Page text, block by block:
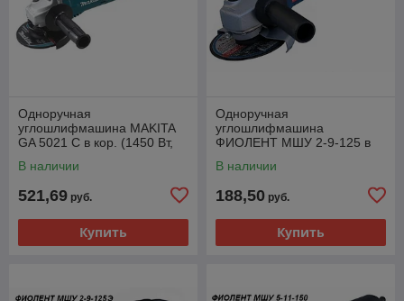
Одноручная
углошлифмашина MAKITA
GA 5021 C в кор. (1450 Вт,
пуск)
В наличии
521,69 руб.
Купить
Одноручная
углошлифмашина
ФИОЛЕНТ МШУ 2-9-125 в
мм, без регул. об.)
В наличии
188,50 руб.
Купить